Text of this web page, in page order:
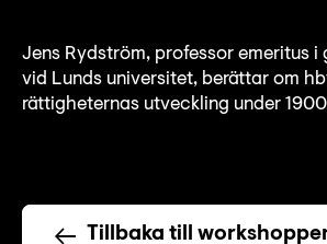
Jens Rydström, professor emeritus i
vid Lunds universitet, berättar om
rättigheternas utveckling under
Tillbaka till